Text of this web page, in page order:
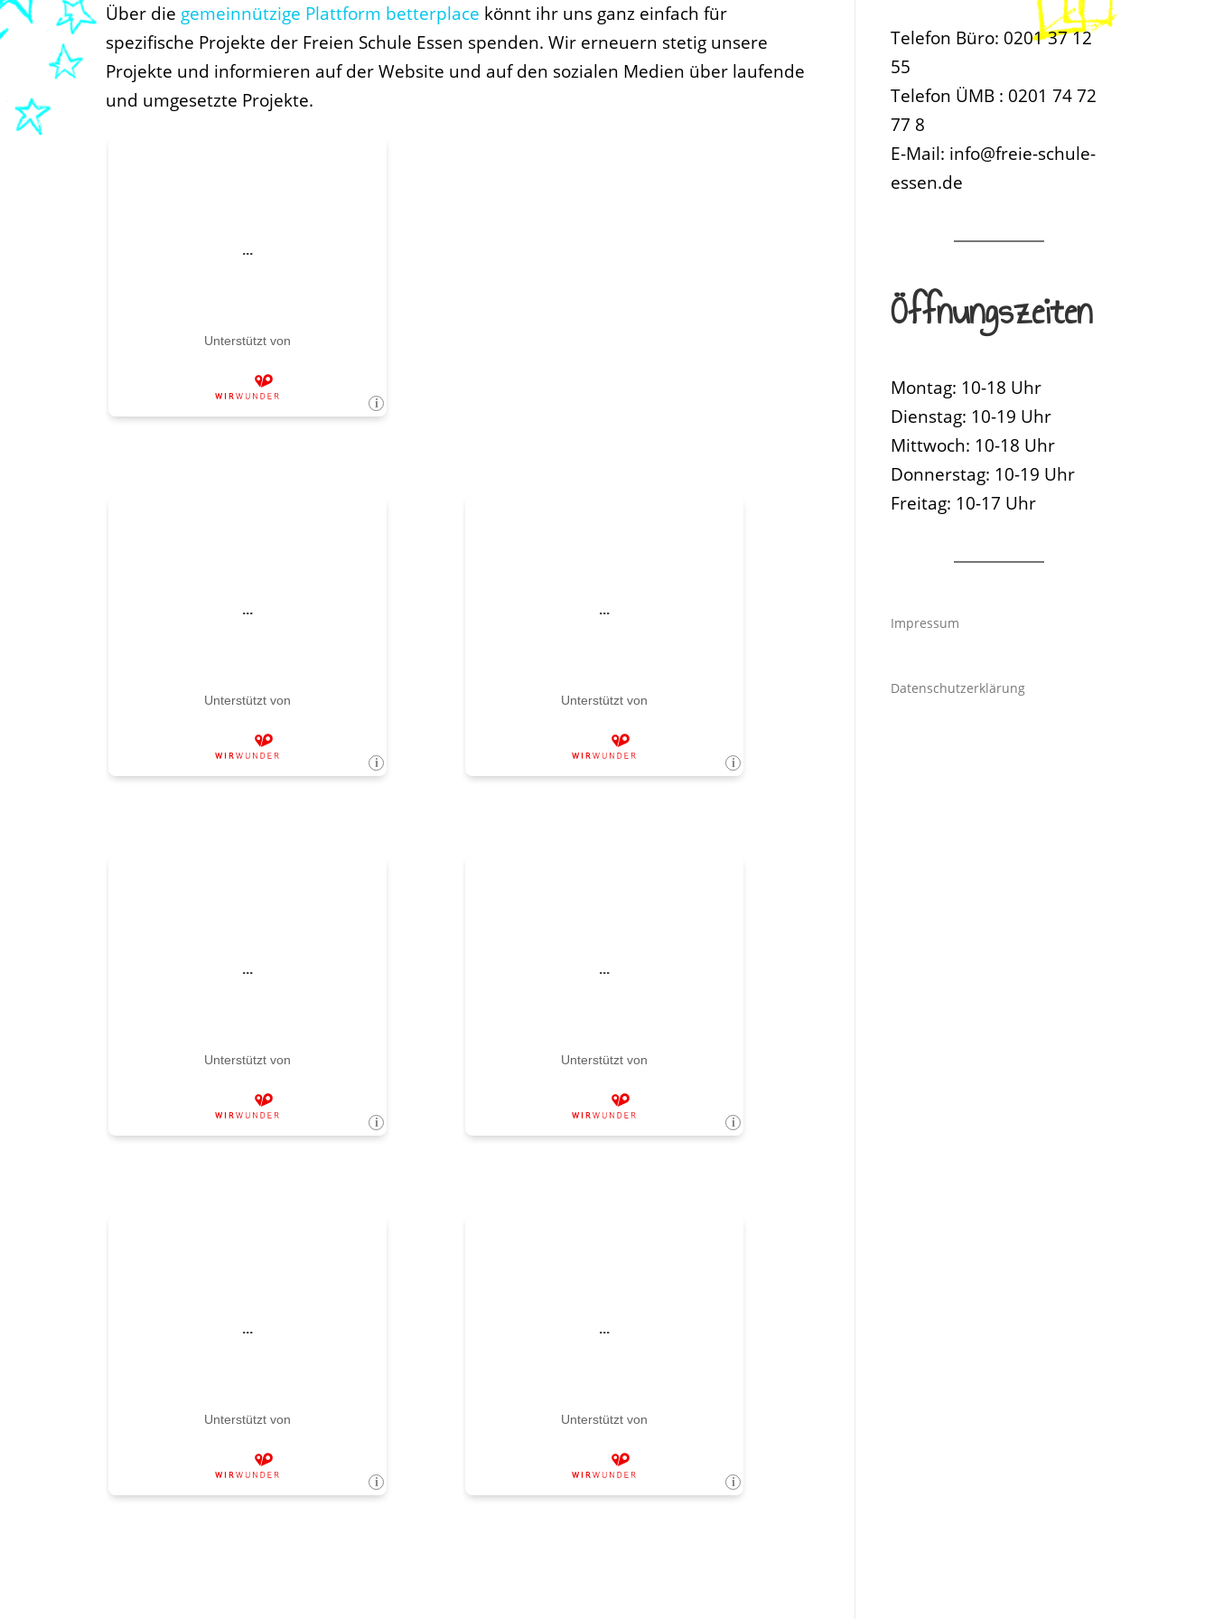
Über die gemeinnützige Plattform betterplace könnt ihr uns ganz einfach für
spezifische Projekte der Freien Schule Essen spenden. Wir erneuern stetig unsere
Projekte und informieren auf der Website und auf den sozialen Medien über laufende
und umgesetzte Projekte.
Telefon Büro: 0201 37 12
55
Telefon ÜMB : 0201 74 72
77 8
E-Mail: info@freie-schule-
essen.de
Öffnungszeiten
Montag: 10-18 Uhr
Dienstag: 10-19 Uhr
Mittwoch: 10-18 Uhr
Donnerstag: 10-19 Uhr
Freitag: 10-17 Uhr
Impressum
Datenschutzerklärung